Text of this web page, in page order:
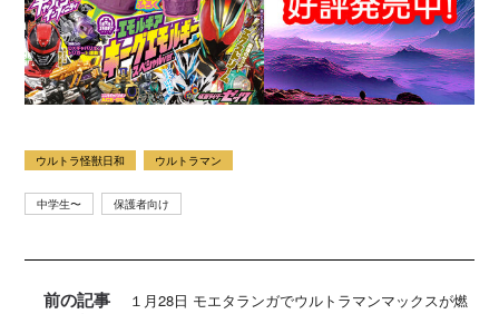
ウルトラ怪獣日和 ウルトラマン
中学生〜 保護者向け
前の記事
１月28日 モエタランガでウルトラマンマックスが燃